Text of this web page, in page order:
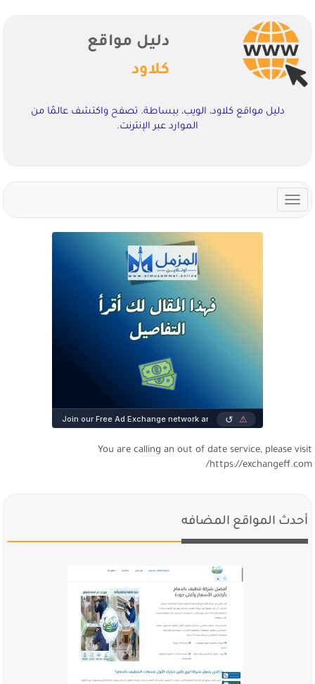
دليل مواقع
كلاود
دليل مواقع كلاود، الويب، ببساطة. تصفح واكتشف عالمًا من
الموارد عبر الإنترنت.
Toggle
navigation
You are calling an out of date service, please visit
https://exchangeff.com/
أحدث المواقع المضافه